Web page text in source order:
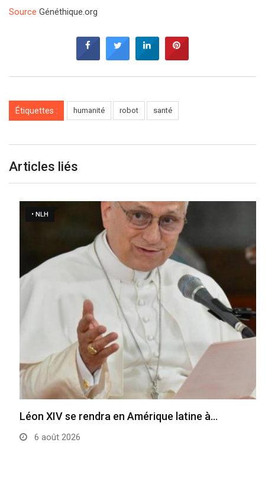
Source Généthique.org
Étiquettes : humanité robot santé
Articles liés
• NLH
Léon XIV se rendra en Amérique latine à…
6 août 2026